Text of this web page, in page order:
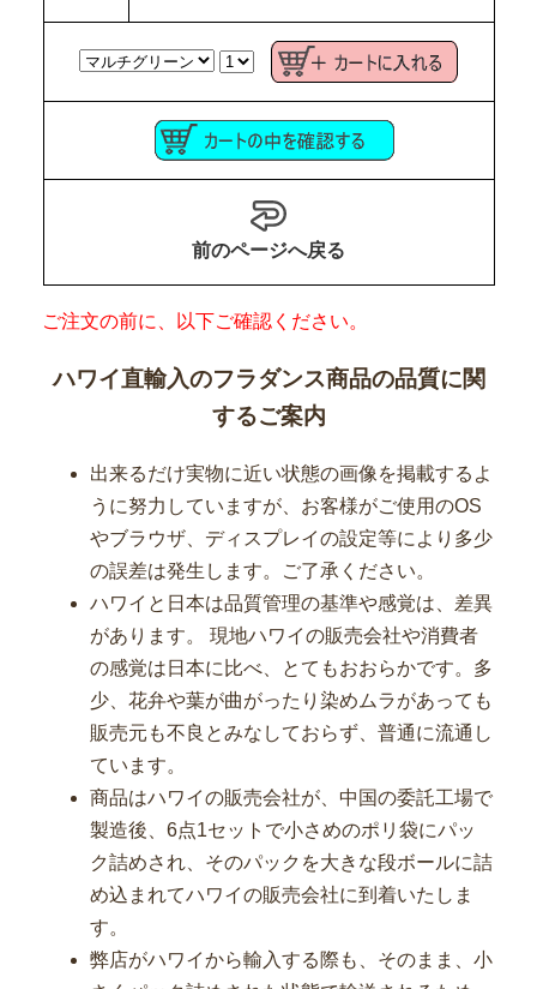
前のページへ戻る
ご注文の前に、以下ご確認ください。
ハワイ直輸入のフラダンス商品の品質に関
するご案内
出来るだけ実物に近い状態の画像を掲載するよ
うに努力していますが、お客様がご使用のOS
やブラウザ、ディスプレイの設定等により多少
の誤差は発生します。ご了承ください。
ハワイと日本は品質管理の基準や感覚は、差異
があります。 現地ハワイの販売会社や消費者
の感覚は日本に比べ、とてもおおらかです。多
少、花弁や葉が曲がったり染めムラがあっても
販売元も不良とみなしておらず、普通に流通し
ています。
商品はハワイの販売会社が、中国の委託工場で
製造後、6点1セットで小さめのポリ袋にパッ
ク詰めされ、そのパックを大きな段ボールに詰
め込まれてハワイの販売会社に到着いたしま
す。
弊店がハワイから輸入する際も、そのまま、小